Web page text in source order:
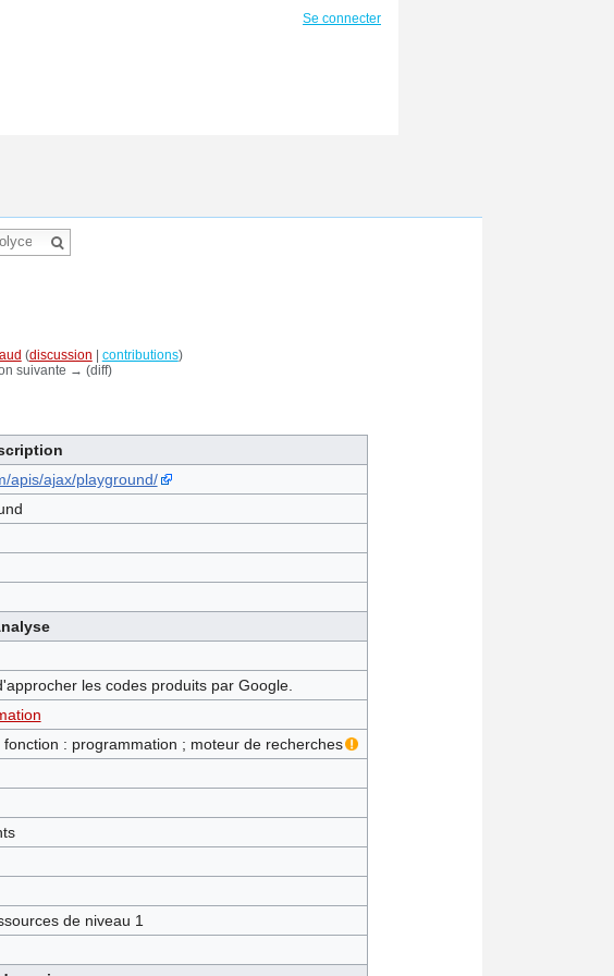
(discussion | contributions)
suivante → (diff)
apis/ajax/playground/
les codes produits par Google.
: programmation ; moteur de recherches
de niveau 1
Se connecter